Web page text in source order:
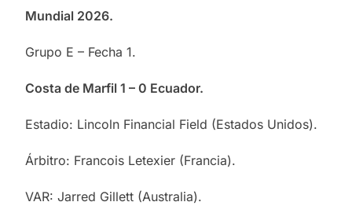
Mundial 2026.
Grupo E – Fecha 1.
Costa de Marfil 1 – 0 Ecuador.
Estadio: Lincoln Financial Field (Estados Unidos).
Árbitro: Francois Letexier (Francia).
VAR: Jarred Gillett (Australia).